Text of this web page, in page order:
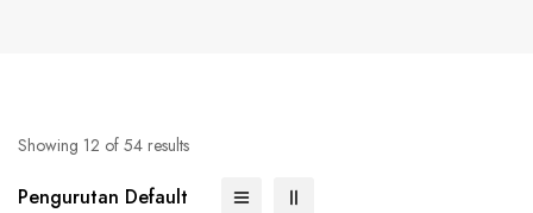
Showing 12 of 54 results
Pengurutan Default